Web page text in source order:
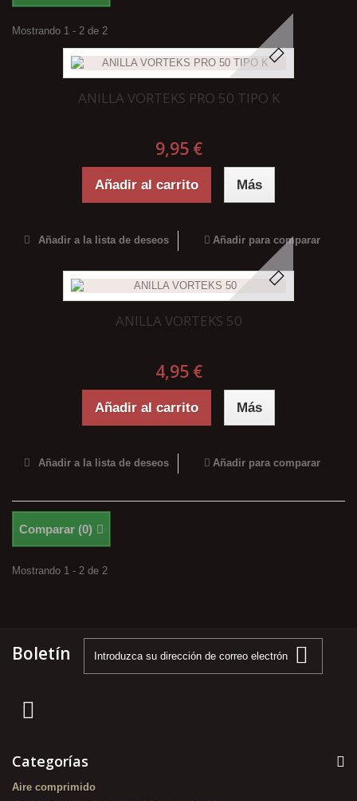
Mostrando 1 - 2 de 2
ANILLA VORTEKS PRO 50 TIPO K
9,95 €
Añadir al carrito Más
Añadir a la lista de deseos Añadir para comparar
ANILLA VORTEKS 50
4,95 €
Añadir al carrito Más
Añadir a la lista de deseos Añadir para comparar
Comparar (0)
Mostrando 1 - 2 de 2
Boletín
Categorías
Aire comprimido